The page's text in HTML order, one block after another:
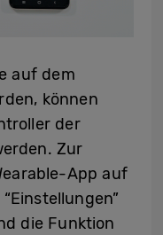
auf dem
können
der
Zur
App auf
die Funktion